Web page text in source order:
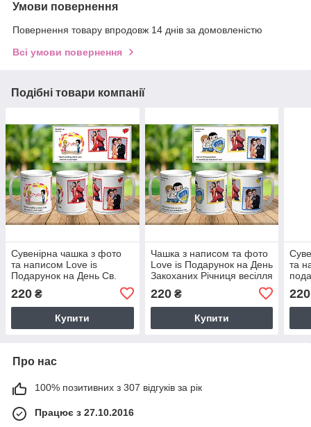
Умови повернення
Повернення товару впродовж 14 днів за домовленістю
Всі умови повернення
Подібні товари компанії
Сувенірна чашка з фото
та написом Love is
Подарунок на День Св.
220 ₴
Купити
Чашка з написом та фото
Love is Подарунок на День
Закоханих Річниця весілля
220₴
Купити
та
220
Про нас
100% позитивних з 307 відгуків за рік
Працює з 27.10.2016